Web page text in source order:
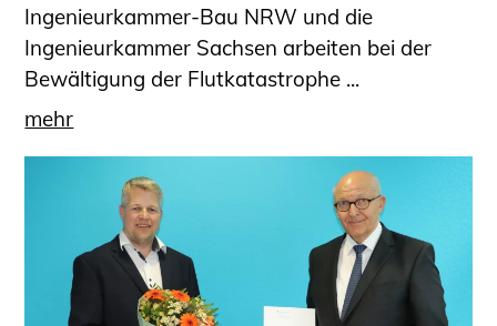
Ingenieurkammer-Bau NRW und die
Ingenieurkammer Sachsen arbeiten bei der
Bewältigung der Flutkatastrophe ...
mehr